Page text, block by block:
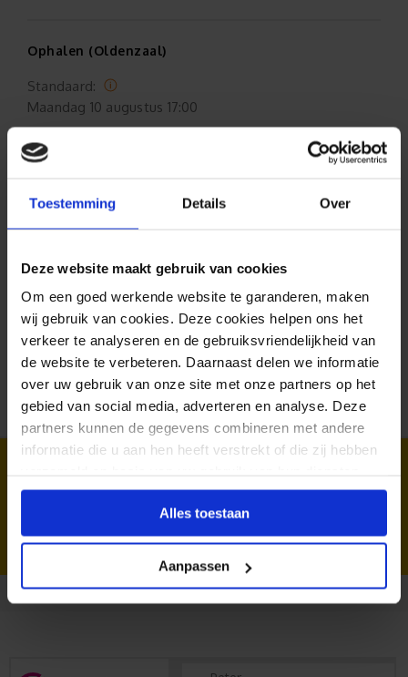
Toestemming Details Over
Deze website maakt gebruik van cookies
Om een goed werkende website te garanderen, maken
wij gebruik van cookies. Deze cookies helpen ons het
verkeer te analyseren en de gebruiksvriendelijkheid van
de website te verbeteren. Daarnaast delen we informatie
over uw gebruik van onze site met onze partners op het
gebied van social media, adverteren en analyse. Deze
partners kunnen de gegevens combineren met andere
informatie die u aan hen heeft verstrekt of die zij hebben
Alles toestaan
Aanpassen
Ophalen (Oldenzaal)
Standaard:
Maandag 10 augustus 17:00
Spoed:
Maandag
Al 35 jaar ervaring!
bestellen (lees de onafhankelijke reviews)
Bekijk dit ook eens:
kinderkamer
jongenskamer